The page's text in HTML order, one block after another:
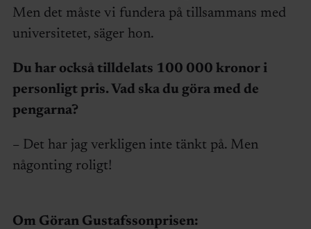
Men det måste vi fundera på tillsammans med
universitetet, säger hon.
Du har också tilldelats 100 000 kronor i
personligt pris. Vad ska du göra med de
pengarna?
– Det har jag verkligen inte tänkt på. Men
någonting roligt!
Om Göran Gustafssonprisen: